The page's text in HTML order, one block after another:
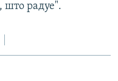
што радуе".